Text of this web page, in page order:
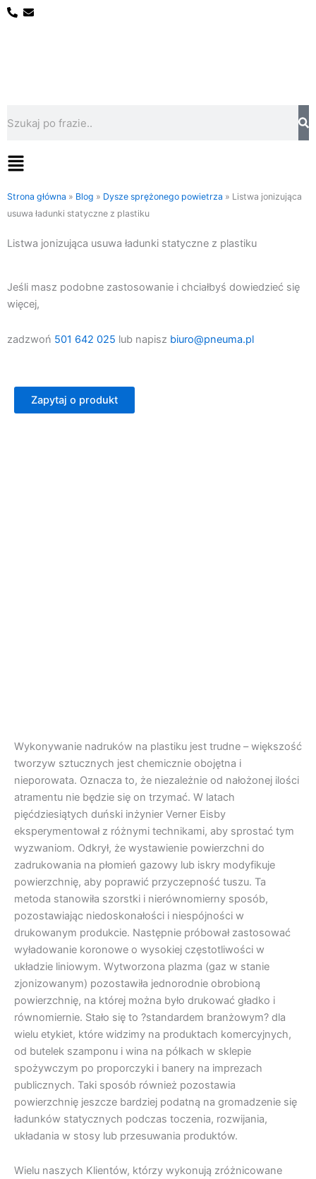
Przejdź
Flyout
Strona główna » Blog » Dysze sprężonego powietrza » Listwa jonizująca
usuwa ładunki statyczne z plastiku
Listwa jonizująca usuwa ładunki statyczne z plastiku
Jeśli masz podobne zastosowanie i chciałbyś dowiedzieć się
więcej,
zadzwoń 501 642 025 lub napisz biuro@pneuma.pl
Zapytaj o produkt
Wykonywanie nadruków na plastiku jest trudne – większość
tworzyw sztucznych jest chemicznie obojętna i
nieporowata. Oznacza to, że niezależnie od nałożonej ilości
atramentu nie będzie się on trzymać. W latach
pięćdziesiątych duński inżynier Verner Eisby
eksperymentował z różnymi technikami, aby sprostać tym
wyzwaniom. Odkrył, że wystawienie powierzchni do
zadrukowania na płomień gazowy lub iskry modyfikuje
powierzchnię, aby poprawić przyczepność tuszu. Ta
metoda stanowiła szorstki i nierównomierny sposób,
pozostawiając niedoskonałości i niespójności w
drukowanym produkcie. Następnie próbował zastosować
wyładowanie koronowe o wysokiej częstotliwości w
układzie liniowym. Wytworzona plazma (gaz w stanie
zjonizowanym) pozostawiła jednorodnie obrobioną
powierzchnię, na której można było drukować gładko i
równomiernie. Stało się to ?standardem branżowym? dla
wielu etykiet, które widzimy na produktach komercyjnych,
od butelek szamponu i wina na półkach w sklepie
spożywczym po proporczyki i banery na imprezach
publicznych. Taki sposób również pozostawia
powierzchnię jeszcze bardziej podatną na gromadzenie się
ładunków statycznych podczas toczenia, rozwijania,
układania w stosy lub przesuwania produktów.
Wielu naszych Klientów, którzy wykonują zróżnicowane